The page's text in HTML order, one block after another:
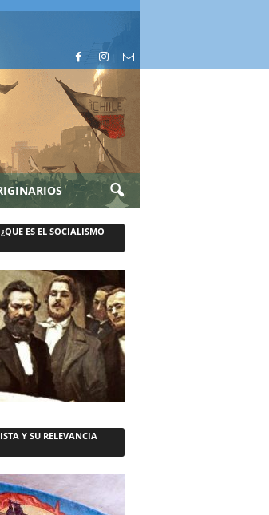
ES EL SOCIALISMO
Y SU RELEVANCIA